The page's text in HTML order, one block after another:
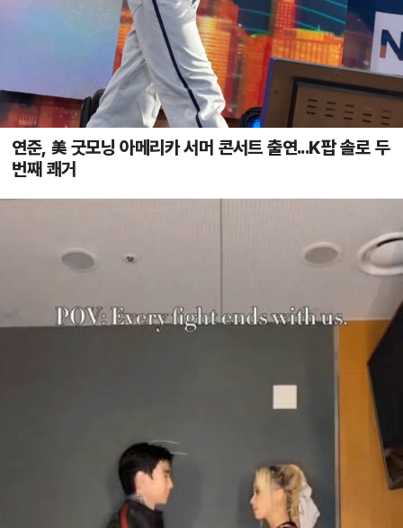
연준, 美 굿모닝 아메리카 서머 콘서트 출연...K팝 솔로 두
번째 쾌거